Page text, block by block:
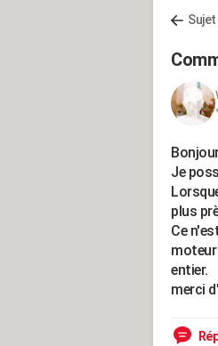
Je
plus
Ce
moteur
entier.
merci